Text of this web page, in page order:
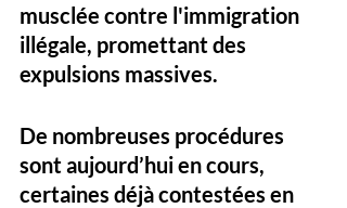
musclée contre l'immigration
illégale, promettant des
expulsions massives.
De nombreuses procédures
sont aujourd’hui en cours,
certaines déjà contestées en